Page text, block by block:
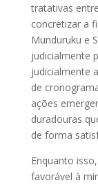
tratativas
concretizar a
Munduruku e
judicialmente
judicialmente
de
ações
duradouras
de forma
Enquanto
favorável à